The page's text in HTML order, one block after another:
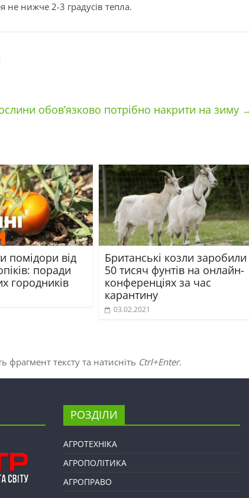
не нижче 2-3 градусів тепла.
обов’язково потрібно накрити на зиму
помідори від
поради
городників
Британські козли заробили
50 тисяч фунтів на онлайн-
конференціях за час
карантину
03.02.2021
тексту та натисніть Ctrl+Enter.
РОЗДІЛИ
АГРОТЕХНІКА
АГРОПОЛІТИКА
АГРОПРАВО